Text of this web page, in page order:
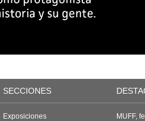
SECCIONES
Exposiciones
MUFF,